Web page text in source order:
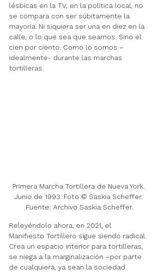
lésbicas en la TV, en la política local, no
se compara con ser súbitamente la
mayoría. Ni siquiera ser una en diez en la
calle, o lo que sea que seamos. Sino el
cien por ciento. Como lo somos –
idealmente- durante las marchas
tortilleras.
Primera Marcha Tortillera de Nueva York.
Junio de 1993. Foto © Saskia Scheffer.
Fuente: Archivo Saskia Scheffer.
Releyéndolo ahora, en 2021, el
Manifiesto Tortillero sigue siendo radical.
Crea un espacio interior para tortilleras,
se niega a la marginalización –por parte
de cualquiera, ya sean la sociedad